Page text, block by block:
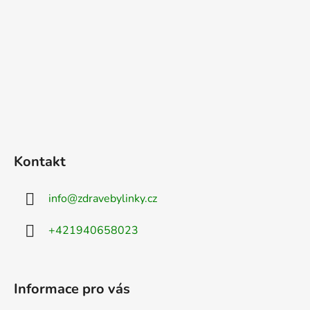
Kontakt
info@zdravebylinky.cz
+421940658023
Informace pro vás